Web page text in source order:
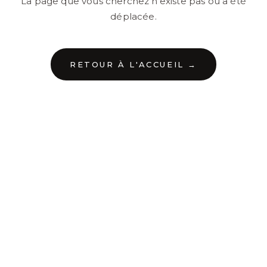
déplacée.
RETOUR À L'ACCUEIL →